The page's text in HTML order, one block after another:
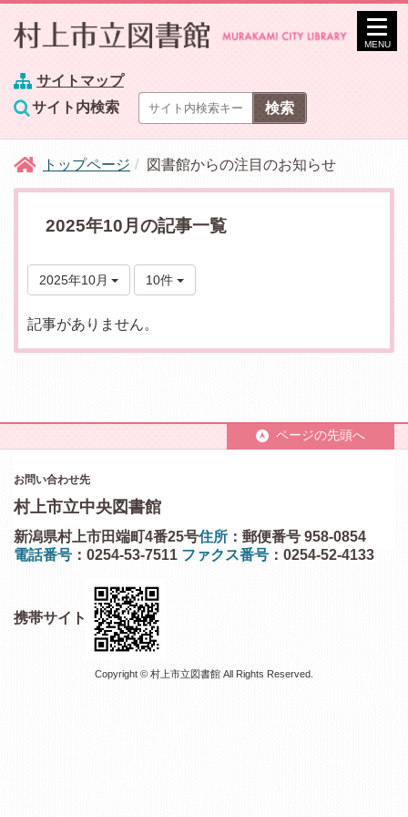
サイトマップ
サイト内検索
MENU
トップページ 図書館からの注目のお知らせ
2025年10月の記事一覧
2025年10月 10件
記事がありません。
ページの先頭へ
お問い合わせ先
村上市立中央図書館
住所 ：郵便番号 958-0854
新潟県村上市田端町4番25号
電話番号 ：0254-53-7511 ファクス番号 ：0254-52-4133
携帯サイト
Copyright © 村上市立図書館 All Rights Reserved.